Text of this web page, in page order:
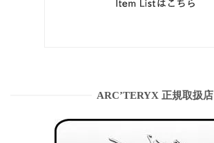
ARC’TERYX 正規取扱店